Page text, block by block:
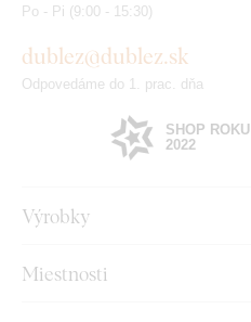
Výrobky
Miestnosti
Po - Pi (9:00 - 15:30)
dublez@dublez.sk
Odpovedáme do 1. prac. dňa
SHOP ROKU
2022